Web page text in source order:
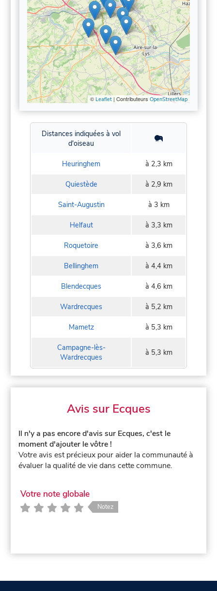
© Leaflet| Contributeurs OpenStreetMap
Distances indiquées à vol
d'oiseau
Heuringhem à 2,3 km
Quiestède à 2,9 km
Saint-Augustin à 3 km
Helfaut à 3,3 km
Roquetoire à 3,6 km
Bellinghem à 4,4 km
Blendecques à 4,6 km
Wardrecques à 5,2 km
Mametz à 5,3 km
Campagne-lès-
Wardrecques
à 5,3 km
Avis sur Ecques
Il n'y a pas encore d'avis sur Ecques, c'est le
moment d'ajouter le vôtre !
Votre avis est précieux pour aider la communauté à
évaluer la qualité de vie dans cette commune.
Votre note globale
Notez